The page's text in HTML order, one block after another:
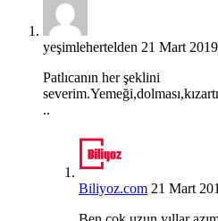
yeşimlehertelden 21 Mart 2019
Patlıcanın her şeklini
..
Biliyoz.com 21 Mart